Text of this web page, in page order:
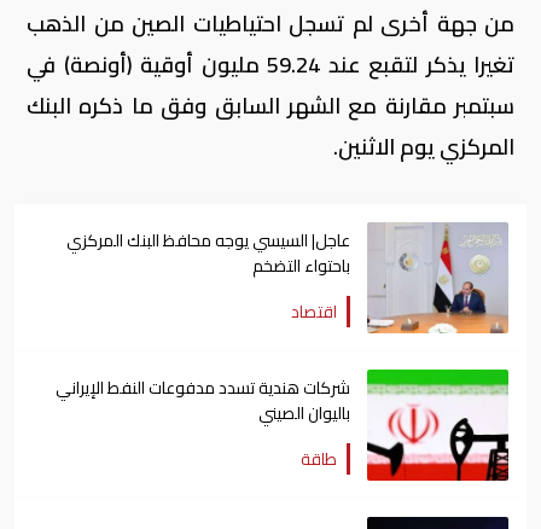
من جهة أخرى لم تسجل احتياطيات الصين من الذهب
تغيرا يذكر لتقبع عند 59.24 مليون أوقية (أونصة) في
سبتمبر مقارنة مع الشهر السابق وفق ما ذكره البنك
المركزي يوم الاثنين.
عاجل| السيسي يوجه محافظ البنك المركزي
باحتواء التضخم
اقتصاد
شركات هندية تسدد مدفوعات النفط الإيراني
باليوان الصيني
طاقة